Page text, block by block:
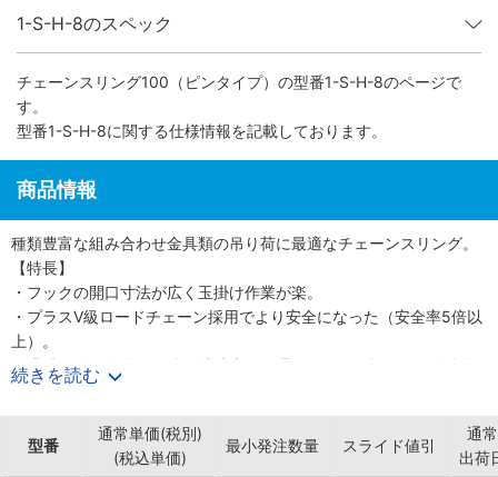
1-S-H-8のスペック
チェーンスリング100（ピンタイプ） の型番1-S-H-8のページで
す。
型番1-S-H-8に関する仕様情報を記載しております。
商品情報
種類豊富な組み合わせ金具類の吊り荷に最適なチェーンスリング。
【特長】
・フックの開口寸法が広く玉掛け作業が楽。
・プラスV級ロードチェーン採用でより安全になった（安全率5倍以
上）。
・過酷な使用条件にも強い特殊表面処理チェーンの採用で長寿命化
を実現。
・作業効率を飛躍的に向上させる金具類。
【用途】
・建設現場で資材の搬入に。
続きを読む
型番
通常単価(税別)
(税込単価)
最小発注数量 スライド値引
通常
出荷